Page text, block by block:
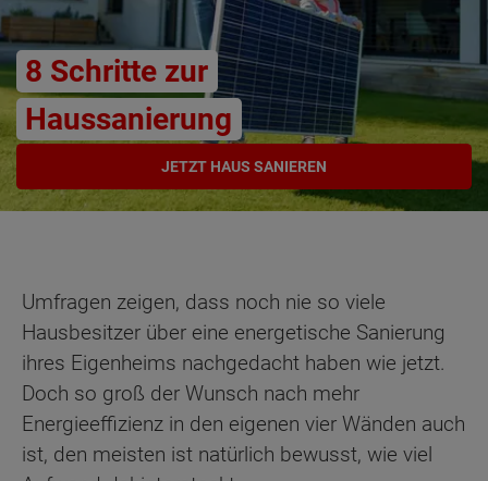
8 Schritte zur
Haussanierung
JETZT HAUS SANIEREN
Umfragen zeigen, dass noch nie so viele
Hausbesitzer über eine energetische Sanierung
ihres Eigenheims nachgedacht haben wie jetzt.
Doch so groß der Wunsch nach mehr
Energieeffizienz in den eigenen vier Wänden auch
ist, den meisten ist natürlich bewusst, wie viel